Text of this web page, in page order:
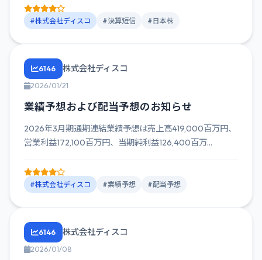
#株式会社ディスコ #決算短信 #日本株
6146 株式会社ディスコ
2026/01/21
業績予想および配当予想のお知らせ
2026年3月期通期連結業績予想は売上高419,000百万円、
営業利益172,100百万円、当期純利益126,400百万...
#株式会社ディスコ #業績予想 #配当予想
6146 株式会社ディスコ
2026/01/08